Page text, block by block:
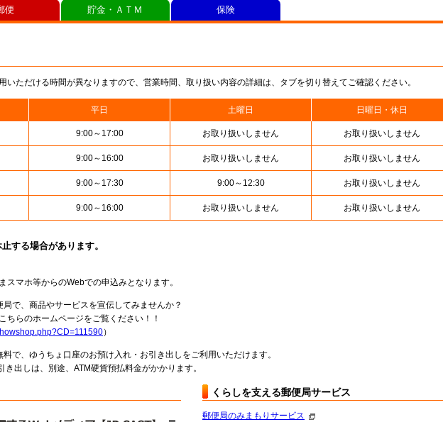
ただける時間が異なりますので、営業時間、取り扱い内容の詳細は、タブを切り替えてご確認ください。
平日 土曜日 日曜日・休日
9:00～17:00 お取り扱いしません お取り扱いしません
9:00～16:00 お取り扱いしません お取り扱いしません
9:00～17:30 9:00～12:30 お取り扱いしません
9:00～16:00 お取り扱いしません お取り扱いしません
する場合があります。
マホ等からのWebでの申込みとなります。
で、商品やサービスを宣伝してみませんか？
らのホームページをご覧ください！！
）
で、ゆうちょ口座のお預け入れ・お引き出しをご利用いただけます。
出しは、別途、ATM硬貨預払料金がかかります。
くらしを支える郵便局サービス
郵便局のみまもりサービス
便 貯金・ＡＴＭ 保険